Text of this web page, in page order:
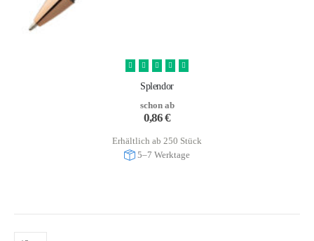
Splendor
schon ab
0,86€
Erhältlich ab 250 Stück
5–7 Werktage